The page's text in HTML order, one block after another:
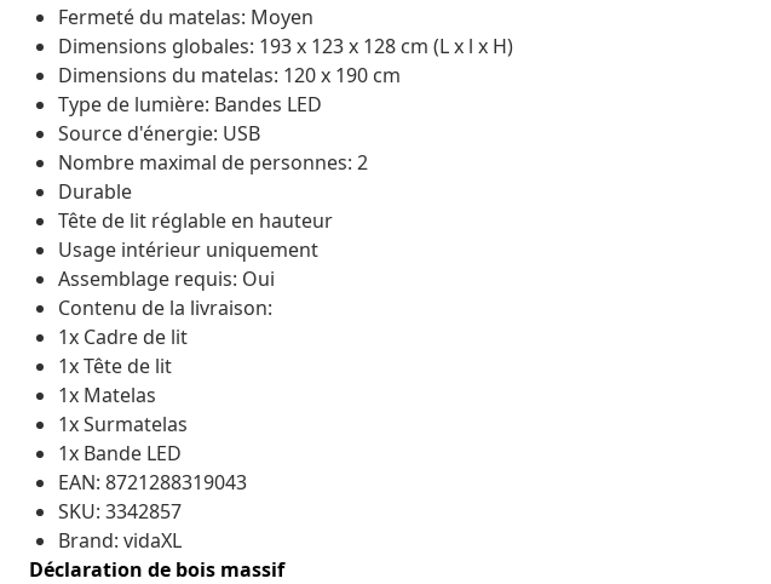
Fermeté du matelas: Moyen
Dimensions globales: 193 x 123 x 128 cm (L x l x H)
Dimensions du matelas: 120 x 190 cm
Type de lumière: Bandes LED
Source d'énergie: USB
Nombre maximal de personnes: 2
Durable
Tête de lit réglable en hauteur
Usage intérieur uniquement
Assemblage requis: Oui
Contenu de la livraison:
1x Cadre de lit
1x Tête de lit
1x Matelas
1x Surmatelas
1x Bande LED
EAN: 8721288319043
SKU: 3342857
Brand: vidaXL
Déclaration de bois massif